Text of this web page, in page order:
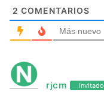
2 COMENTARIOS
Más nuevo
rjcm Invitado